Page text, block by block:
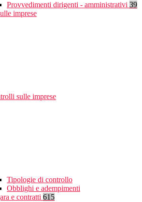
Provvedimenti dirigenti - amministrativi 39
imprese
sulle imprese
Tipologie di controllo
Obblighi e adempimenti
e contratti 615